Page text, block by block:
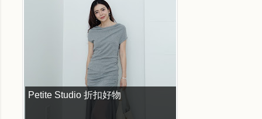
Petite Studio 折扣好物